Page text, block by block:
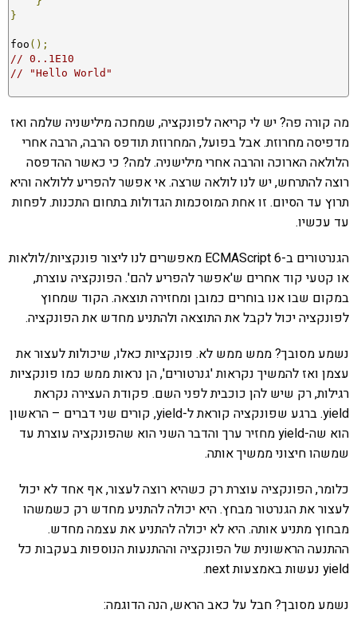
}
foo ();
// 0..1E10
// "Hello World"
מה קורה פה? יש לי קריאה לפונקציה, שמחכה מילישניה שלמה ואז
מדפיסה מחרוזת. אבל בפועל, המחרוזת תודפס הרבה, הרבה אחרי
הלולאה הארוכה והרבה אחרי מילישניה. למה? כי כאשר ההדפסה
רוצה להתרחש, יש לנו לולאה שרצה. אי אפשר להפריע ללולאה והיא
תרוץ עד הסיום. זו אחת המוסכמות הגדולות בתחום התכנות. לפחות
עד עכשיו.
הגנרטורים ב-ECMAScript 6 מאפשרים לנו ליצור פונקציות/לולאות
או קטעי קוד אחרים ש'אפשר להפריע להם'. הפונקציה עוצרת,
במקום שבו אנו בוחרים כמובן ומחזירה תוצאה. הקוד שמחוץ
לפונקציה יכול לקבל את התוצאה ולהתניע מחדש את הפונקציה.
נשמע מסובך? ממש ממש לא. פונקציות כאלו, שיכולות לעצור את
עצמן ואז להמשיך נקראות 'גנרטורים', הן נראות ממש כמו פונקציות
רגילות, רק שיש להן כוכבית לפני השם. פקודת העצירה נקראת
yield. ברגע שפונקציה קוראת ל-yield, קורים שני דברים – הראשון
הוא שה-yield מחזיר ערך והדבר השני הוא שהפונקציה עוצרת עד
שמשהו חיצוני ממשיך אותה.
כלומר, הפונקציה עוצרת רק כשהיא רוצה לעצור, אף אחד לא יכול
לעצור את הגנרטור מבחץ. היא יכולה להתניע מחדש רק כשמשהו
מבחוץ מתניע אותה. היא לא יכולה להתניע את עצמה מחדש.
ההתנעה הראשונית של הפונקציה וההתנעות הנוספות בעקבות כל
yield נעשות באמצעות next.
נשמע מסובך? חבל על כאב הראש, הנה הדוגמה: